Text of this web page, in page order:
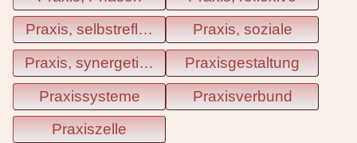
Praxis, selbstreflexive
Praxis, soziale
Praxis, synergetische
Praxisgestaltung
Praxissysteme
Praxisverbund
Praxiszelle